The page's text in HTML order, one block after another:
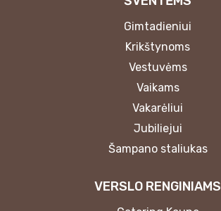
Gimtadieniui
Krikštynoms
Vestuvėms
Vaikams
Vakarėliui
Jubiliejui
Šampano staliukas
VERSLO RENGINIAMS